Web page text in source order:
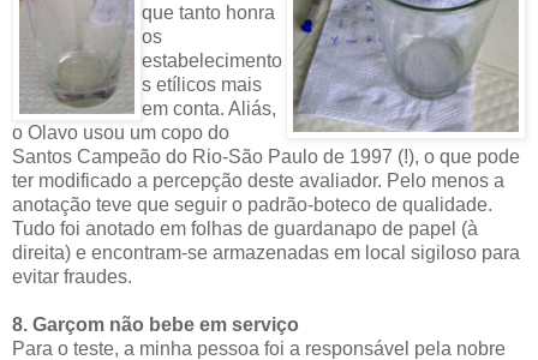
que tanto honra
os
estabelecimento
s etílicos mais
em conta. Aliás,
o Olavo usou um copo do
Santos Campeão do Rio-São Paulo de 1997 (!), o que pode
ter modificado a percepção deste avaliador. Pelo menos a
anotação teve que seguir o padrão-boteco de qualidade.
Tudo foi anotado em folhas de guardanapo de papel (à
direita) e encontram-se armazenadas em local sigiloso para
evitar fraudes.
8. Garçom não bebe em serviço
Para o teste, a minha pessoa foi a responsável pela nobre